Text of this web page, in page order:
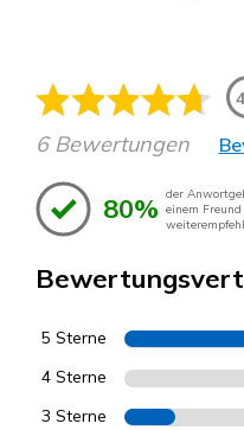
6 Bewertungen
80% der
einem Freund
5 Sterne
4 Sterne
3 Sterne